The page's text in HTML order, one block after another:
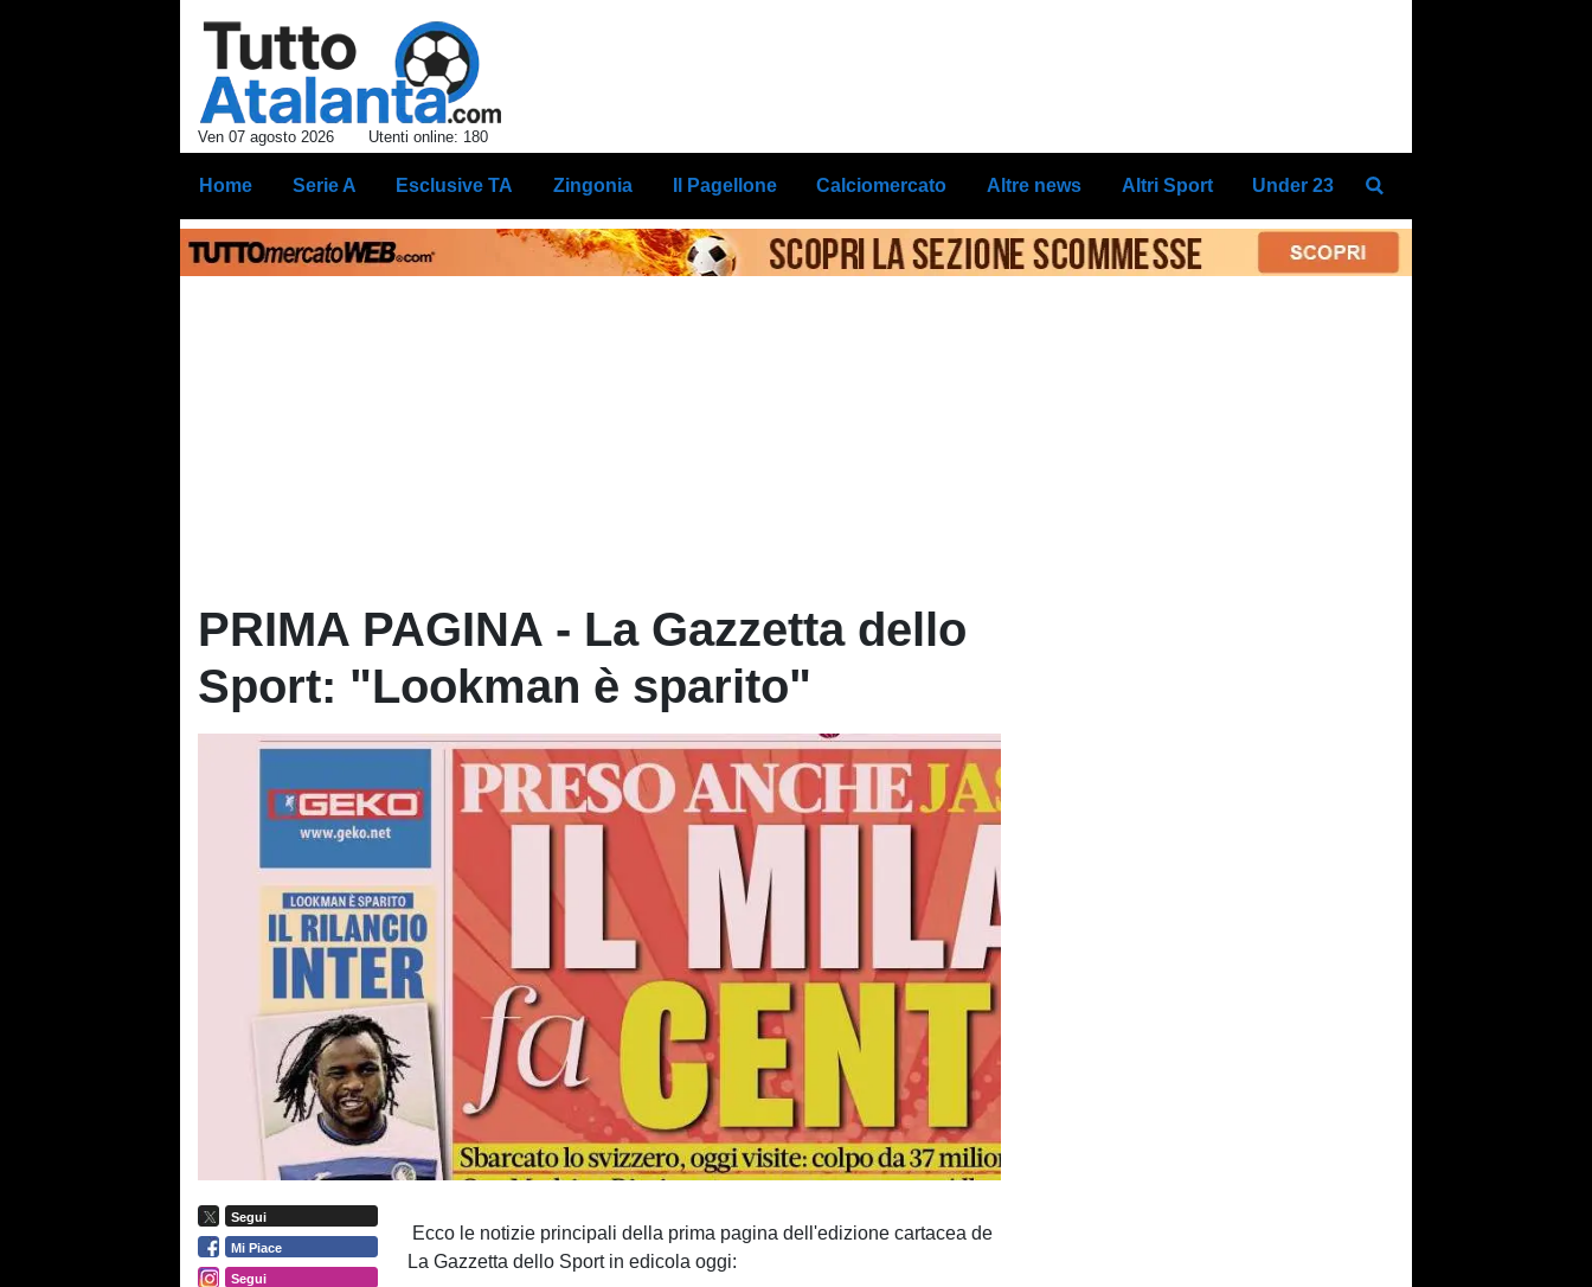
Ven 07 agosto 2026 Utenti online: 180
Home Serie A Esclusive TA Zingonia Il Pagellone Calciomercato Altre news Altri Sport Under 23
PRIMA PAGINA - La Gazzetta dello
Sport: "Lookman è sparito"
Segui
Mi Piace
Segui
Ecco le notizie principali della prima pagina dell'edizione cartacea de
La Gazzetta dello Sport in edicola oggi: